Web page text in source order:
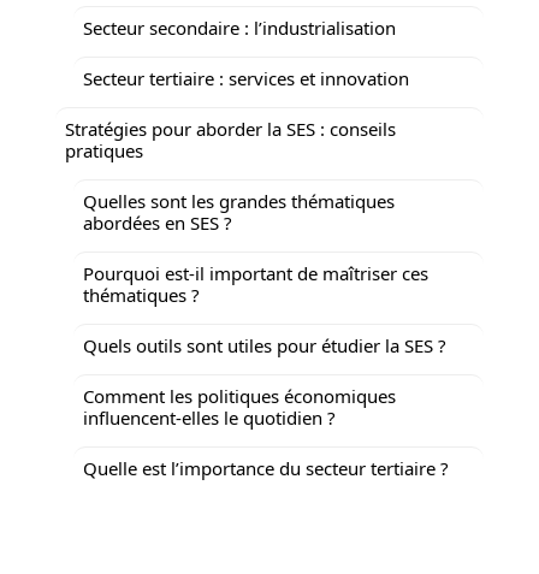
Secteur secondaire : l’industrialisation
Secteur tertiaire : services et innovation
Stratégies pour aborder la SES : conseils
pratiques
Quelles sont les grandes thématiques
abordées en SES ?
Pourquoi est-il important de maîtriser ces
thématiques ?
Quels outils sont utiles pour étudier la SES ?
Comment les politiques économiques
influencent-elles le quotidien ?
Quelle est l’importance du secteur tertiaire ?